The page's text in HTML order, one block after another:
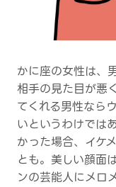
かに座の女性は、
相手の見た目が悪
てくれる男性なら
いというわけでは
かった場合、イケ
とも。美しい顔面
ンの芸能人にメロ